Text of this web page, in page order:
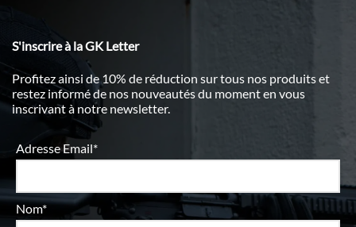
S'inscrire à la GK Letter
Profitez ainsi de 10% de réduction sur tous nos produits et
restez informé de nos nouveautés du moment en vous
inscrivant à notre newsletter.
Adresse Email*
Nom*